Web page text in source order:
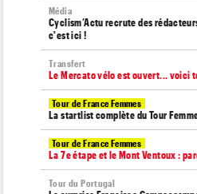
Média
Cyclism’Actu recrute des
c'est ici !
Transfert
Le Mercato vélo est ouvert... voici
Tour de France Femmes
La startlist complète du Tour
Tour de France Femmes
La 7e étape et le Mont Ventoux :
Tour du Portugal